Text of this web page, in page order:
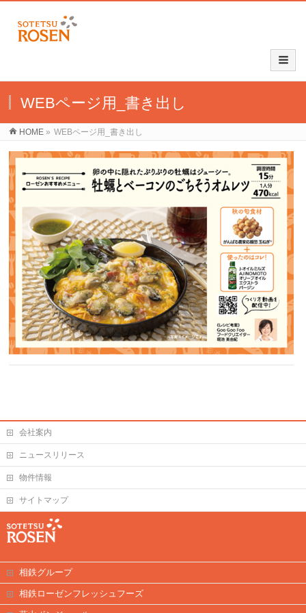
WEBページ用_書き出し
HOME » WEBページ用_書き出し
会社案内
ニュースリリース
物件情報
サイトマップ
相鉄グループ
相鉄ローゼンフレッシュフーズ